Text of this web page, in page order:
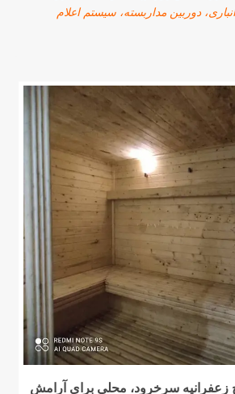
دوربین مداربسته، سیستم اعلام
سرخرود، محلی برای آرامش